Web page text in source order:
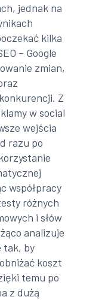
jednak na
kilka
– Google
zmian,
Z
w social
wejścia
razu po
współpracy
różnych
i słów
analizuje
tak, by
koszt
temu po
z dużą